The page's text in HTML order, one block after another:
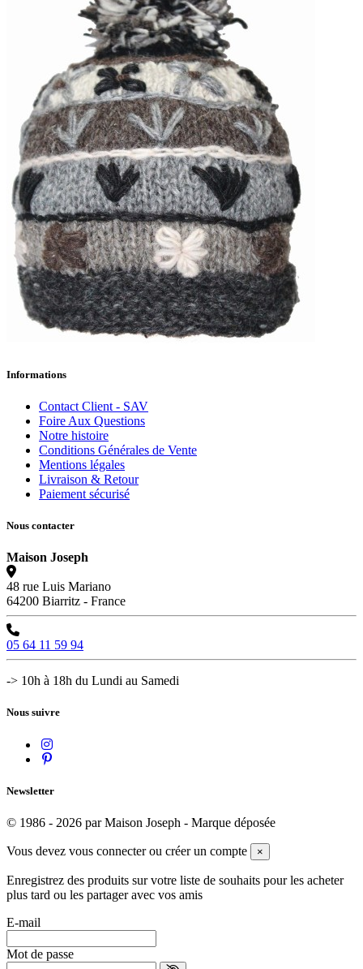
Informations
Contact Client - SAV
Foire Aux Questions
Notre histoire
Conditions Générales de Vente
Mentions légales
Livraison & Retour
Paiement sécurisé
Nous contacter
Maison Joseph
48 rue Luis Mariano
64200 Biarritz - France
05 64 11 59 94
-> 10h à 18h du Lundi au Samedi
Nous suivre
Newsletter
© 1986 - 2026 par Maison Joseph - Marque déposée
Vous devez vous connecter ou créer un compte ×
Enregistrez des produits sur votre liste de souhaits pour les acheter
plus tard ou les partager avec vos amis
E-mail
Mot de passe